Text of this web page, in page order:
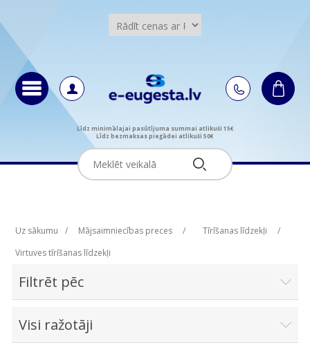
Līdz minimālajai pasūtījuma summai atlikuši 15€
Līdz bezmaksas piegādei atlikuši 50€
Uz sākumu / Mājsaimniecības preces / Tīrīšanas līdzekļi
/
Virtuves tīrīšanas līdzekļi
Filtrēt pēc
Visi ražotāji